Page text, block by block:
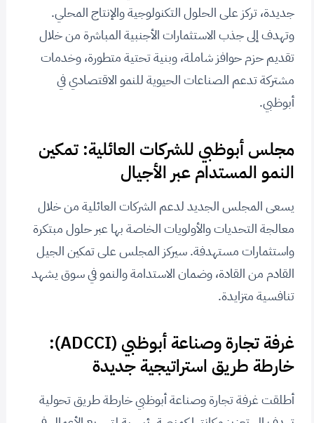
جديدة، تركز على الحلول التكنولوجية والإنتاج المحلي.
وتهدف إلى جذب الاستثمارات الأجنبية المباشرة من خلال
تقديم حزم حوافز شاملة، وبنية تحتية متطورة، وخدمات
مشتركة تدعم الصناعات الحيوية للنمو الاقتصادي في
أبوظبي.
مجلس أبوظبي للشركات العائلية: تمكين
النمو المستدام عبر الأجيال
يسعى المجلس الجديد لدعم الشركات العائلية من خلال
معالجة التحديات والأولويات الخاصة بها عبر حلول مبتكرة
واستثمارات مستهدفة. سيركز المجلس على تمكين الجيل
القادم من القادة، وضمان الاستدامة والنمو في سوق يشهد
تنافسية متزايدة.
غرفة تجارة وصناعة أبوظبي (ADCCI):
خارطة طريق استراتيجية جديدة
أطلقت غرفة تجارة وصناعة أبوظبي خارطة طريق تحولية